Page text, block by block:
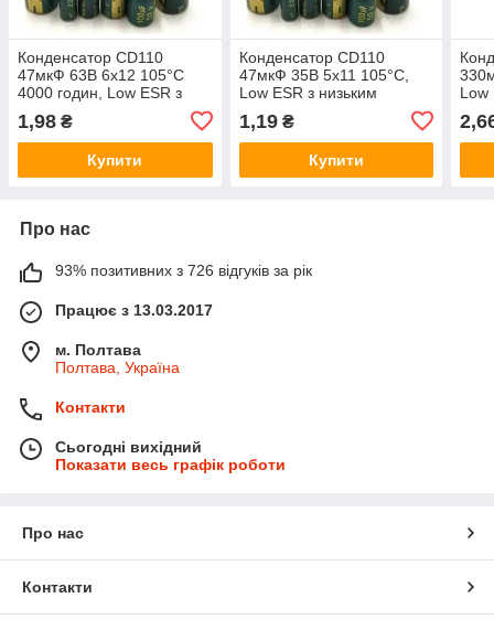
Конденсатор CD110
47мкФ 63В 6x12 105°C
4000 годин, Low ESR з
1,98 ₴
Купити
Конденсатор CD110
47мкФ 35В 5x11 105°C,
Low ESR з низьким
1,19₴
Купити
Low
Про нас
93% позитивних з 726 відгуків за рік
Працює з 13.03.2017
м. Полтава
Полтава, Україна
Контакти
Сьогодні вихідний
Показати весь графік роботи
Про нас
Контакти